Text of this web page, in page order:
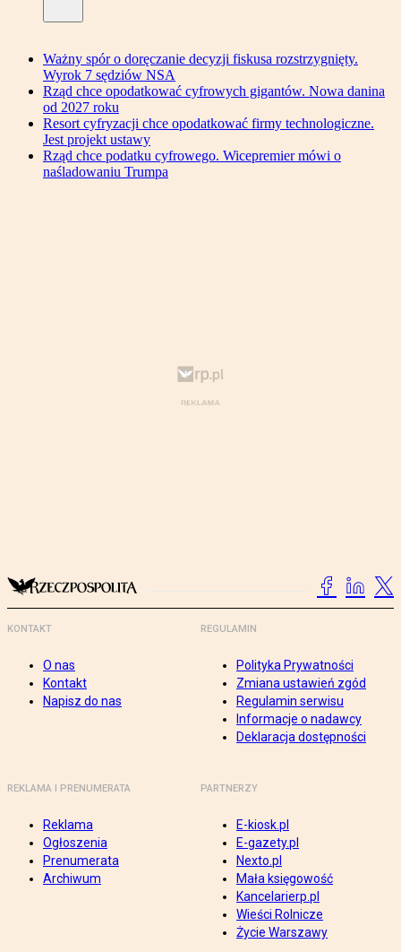
Ważny spór o doręczanie decyzji fiskusa rozstrzygnięty.
Wyrok 7 sędziów NSA
Rząd chce opodatkować cyfrowych gigantów. Nowa danina
od 2027 roku
Resort cyfryzacji chce opodatkować firmy technologiczne.
Jest projekt ustawy
Rząd chce podatku cyfrowego. Wicepremier mówi o
naśladowaniu Trumpa
KONTAKT
O nas
Kontakt
Napisz do nas
REGULAMIN
Polityka Prywatności
Zmiana ustawień zgód
Regulamin serwisu
Informacje o nadawcy
Deklaracja dostępności
REKLAMA I PRENUMERATA
Reklama
Ogłoszenia
Prenumerata
Archiwum
PARTNERZY
E-kiosk.pl
E-gazety.pl
Nexto.pl
Mała księgowość
Kancelarierp.pl
Wieści Rolnicze
Życie Warszawy